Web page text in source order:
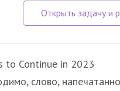
to Continue in 2023
слово,